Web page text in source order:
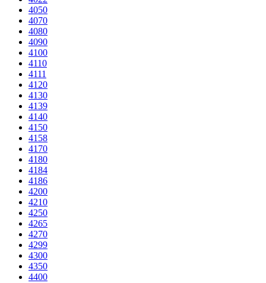
4050
4070
4080
4090
4100
4110
4111
4120
4130
4139
4140
4150
4158
4170
4180
4184
4186
4200
4210
4250
4265
4270
4299
4300
4350
4400